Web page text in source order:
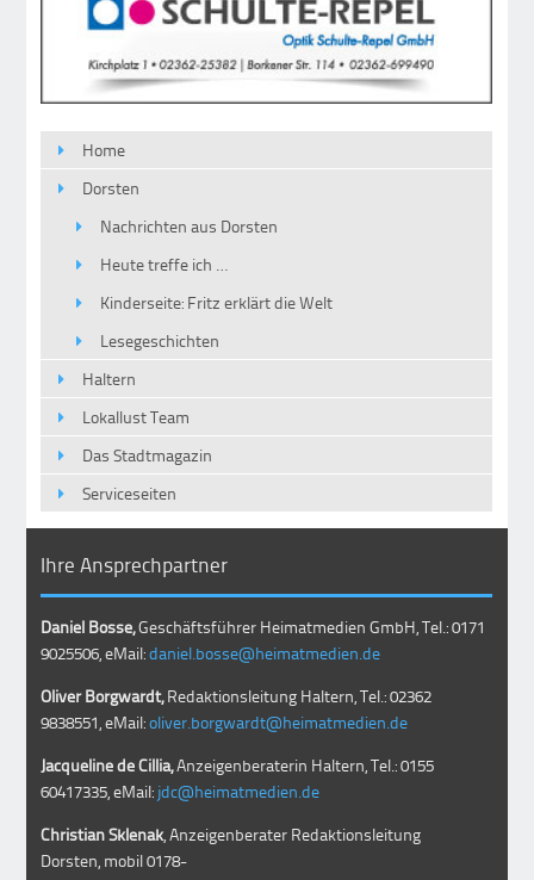
Home
Dorsten
Nachrichten aus Dorsten
Heute treffe ich …
Kinderseite: Fritz erklärt die Welt
Lesegeschichten
Haltern
Lokallust Team
Das Stadtmagazin
Serviceseiten
Ihre Ansprechpartner
Daniel Bosse,Geschäftsführer Heimatmedien GmbH, Tel.: 0171
9025506, eMail:daniel.bosse@heimatmedien.de
Oliver Borgwardt,Redaktionsleitung Haltern, Tel.: 02362
9838551, eMail:oliver.borgwardt@heimatmedien.de
Jacqueline de Cillia,Anzeigenberaterin Haltern, Tel.: 0155
60417335, eMail: jdc@heimatmedien.de
Christian Sklenak , Anzeigenberater Redaktionsleitung
Dorsten, mobil0178-